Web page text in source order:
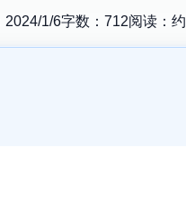
2024/1/6字数： 712阅读：约